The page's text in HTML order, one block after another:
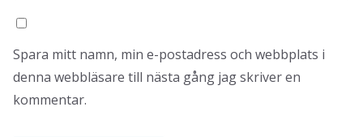
Spara mitt namn, min e-postadress och webbplats i
denna webbläsare till nästa gång jag skriver en
kommentar.